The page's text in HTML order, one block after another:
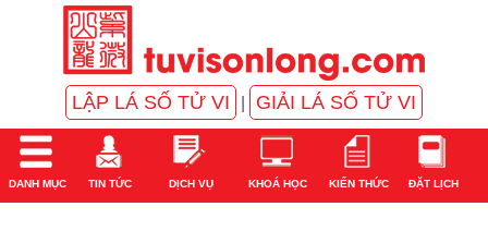
LẬP LÁ SỐ TỬ VI GIẢI LÁ SỐ TỬ VI
DANH MỤC TIN TỨC DỊCH VỤ KHOÁ HỌC KIẾN THỨC ĐẶT LỊCH